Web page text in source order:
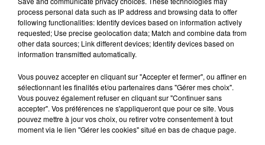
Podcasts Voir plus
Kelly Massol, figure
emblématique de
l'entrepreneuriat féminin
Aménager un school bus au
process personal data such as IP address and browsing data to offer
following functionalities: Identify devices based on information actively
requested; Use precise geolocation data; Match and combine data from
other data sources; Link different devices; Identify devices based on
information transmitted automatically.
Vous pouvez accepter en cliquant sur "Accepter et fermer", ou affiner en
sélectionnant les finalités et/ou partenaires dans "Gérer mes choix".
Vous pouvez également refuser en cliquant sur "Continuer sans
accepter". Vos préférences ne s'appliqueront que pour ce site. Vous
pouvez mettre à jour vos choix, ou retirer votre consentement à tout
moment via le lien "Gérer les cookies" situé en bas de chaque page.